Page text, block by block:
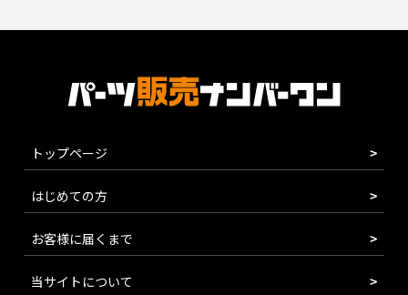
トップページ
はじめての方
お客様に届くまで
当サイトについて